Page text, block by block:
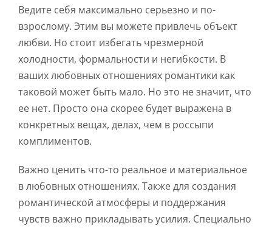
Ведите себя максимально серьезно и по-
взрослому. Этим вы можете привлечь объект
любви. Но стоит избегать чрезмерной
холодности, формальности и негибкости. В
ваших любовных отношениях романтики как
таковой может быть мало. Но это не значит, что
ее нет. Просто она скорее будет выражена в
конкретных вещах, делах, чем в россыпи
комплиментов.
Важно ценить что-то реальное и материальное
в любовных отношениях. Также для создания
романтической атмосферы и поддержания
чувств важно прикладывать усилия. Специально